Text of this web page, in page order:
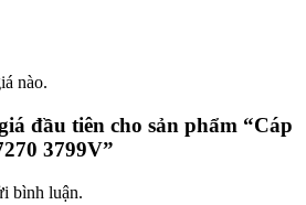
nào.
đầu tiên cho sản phẩm “Cáp
3799V”
bình luận.